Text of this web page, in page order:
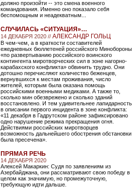
должно произойти -- это смена военного
командования. Именно оно показало себя
беспомощным и неадекватным...
СЛУЧИЛАСЬ «СИТУАЦИЯ»…
14 ДЕКАБРЯ 2020 // АЛЕКСАНДР ГОЛЬЦ
В чем-чем, а в краткости составителей
ежедневных бюллетеней российского Минобороны
«по развертыванию российского воинского
контингента миротворческих сил в зоне нагорно-
карабахского конфликта» обвинить трудно. Они
дотошно перечисляют количество беженцев,
вернувшихся к местам проживания, число
жителей, которым была оказана помощь
российскими военными медиками. А также то,
сколько мин обезврежено и сколько зданий
восстановлено. И тем удивительнее лапидарность
в описании первого инцидента в зоне конфликта:
«11 декабря в Гадрутском районе зафиксировано
одно нарушение режима прекращения огня.
Действиями российских миротворцев
возможность дальнейшего обострения обстановки
была пресечена».
ПРЯМАЯ РЕЧЬ
14 ДЕКАБРЯ 2020
Алексей Макаркин: Судя по заявлениям из
Азербайджана, они рассматривают свою победу в
целом как значимую, но промежуточную,
требующую идти дальше.